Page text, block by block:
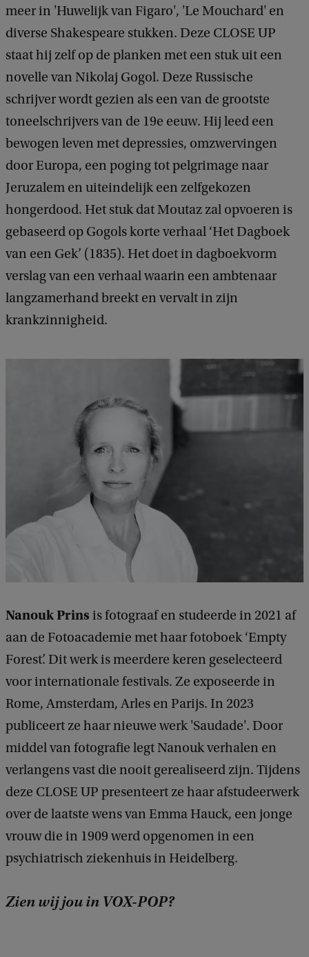
meer in 'Huwelijk van Figaro', 'Le Mouchard' en
diverse Shakespeare stukken. Deze CLOSE UP
staat hij zelf op de planken met een stuk uit een
novelle van Nikolaj Gogol. Deze Russische
schrijver wordt gezien als een van de grootste
toneelschrijvers van de 19e eeuw. Hij leed een
bewogen leven met depressies, omzwervingen
door Europa, een poging tot pelgrimage naar
Jeruzalem en uiteindelijk een zelfgekozen
hongerdood. Het stuk dat Moutaz zal opvoeren is
gebaseerd op Gogols korte verhaal ‘Het Dagboek
van een Gek’ (1835). Het doet in dagboekvorm
verslag van een verhaal waarin een ambtenaar
langzamerhand breekt en vervalt in zijn
krankzinnigheid.
Nanouk Prins is fotograaf en studeerde in 2021 af
aan de Fotoacademie met haar fotoboek ‘Empty
Forest’. Dit werk is meerdere keren geselecteerd
voor internationale festivals. Ze exposeerde in
Rome, Amsterdam, Arles en Parijs. In 2023
publiceert ze haar nieuwe werk 'Saudade'. Door
middel van fotografie legt Nanouk verhalen en
verlangens vast die nooit gerealiseerd zijn. Tijdens
deze CLOSE UP presenteert ze haar afstudeerwerk
over de laatste wens van Emma Hauck, een jonge
vrouw die in 1909 werd opgenomen in een
psychiatrisch ziekenhuis in Heidelberg.
Zien wij jou in VOX-POP?